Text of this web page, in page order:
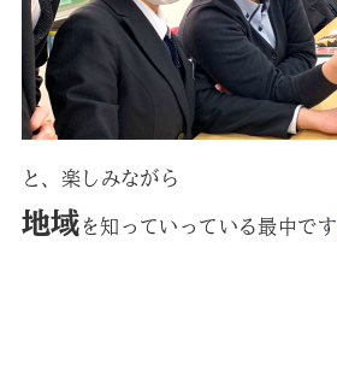
と、楽しみながら
地域を知っていっている最中です